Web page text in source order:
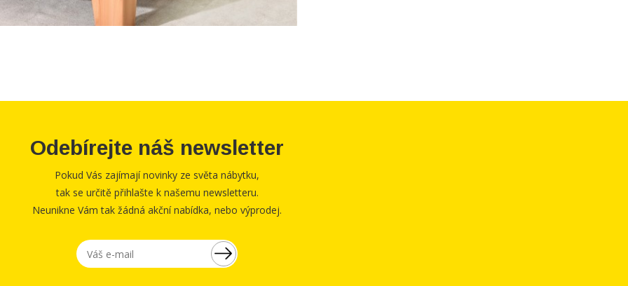
Odebírejte náš newsletter
Pokud Vás zajímají novinky ze světa nábytku,
tak se určitě přihlašte k našemu newsletteru.
Neunikne Vám tak žádná akční nabídka, nebo výprodej.